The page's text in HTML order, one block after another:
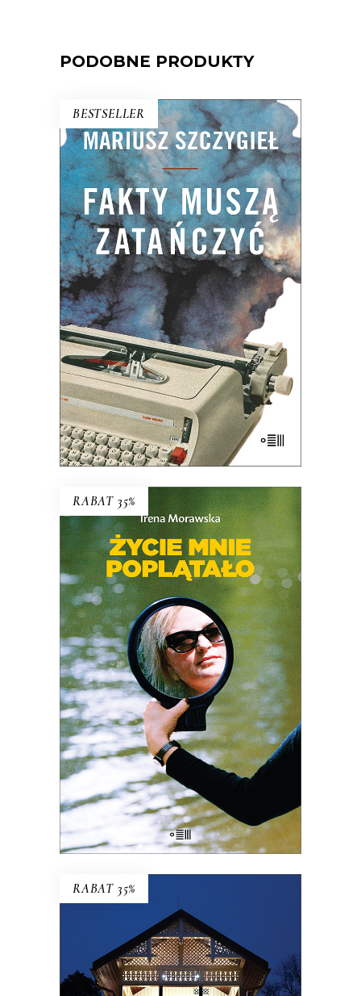
PODOBNE PRODUKTY
BESTSELLER
E-BOOK DO KOSZYKA
FAKTY MUSZĄ ZATAŃCZYĆ
Dlaczego bez szczegółu nie ma ogółu?
Czym różni się fakt od faktu podanego
czytelnikom? Czy na pewno Z zimną
krwią Trumana Capote’a jest pierwszą
powieścią non-fiction? Do czego może
służyć reporterowi bardzo długi szalik?
Dlaczego Hanna Krall jest Mondrianem
reportażu, a nie […]
55.00zł 35.75zł
KSIĄŻKA DO KOSZYKA
RABAT 35%
Życie mnie poplątało. Scenariusze
Irena Morawska – autorka
legendarnego reportażuJak Emilię z
Kalabrii od złej pani wykradłami
współtwórczyni (razem z mężem
Jerzym Morawskim) głośnych seriali
dokumentalnychChłopaki do wzięcia,
Serce z węgla, czyBallada o lekkim
zabarwieniu erotycznym– przez całe
życie wsłuchiwała się w głosy ludzi,
których Polska transformacji
pozostawiła na marginesie.
58.50zł 38.03zł
KSIĄŻKA DO KOSZYKA
RABAT 35%
ŚWIDERMAJEROWIE